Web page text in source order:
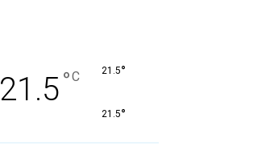
21.5°C 21.5°
21.5°